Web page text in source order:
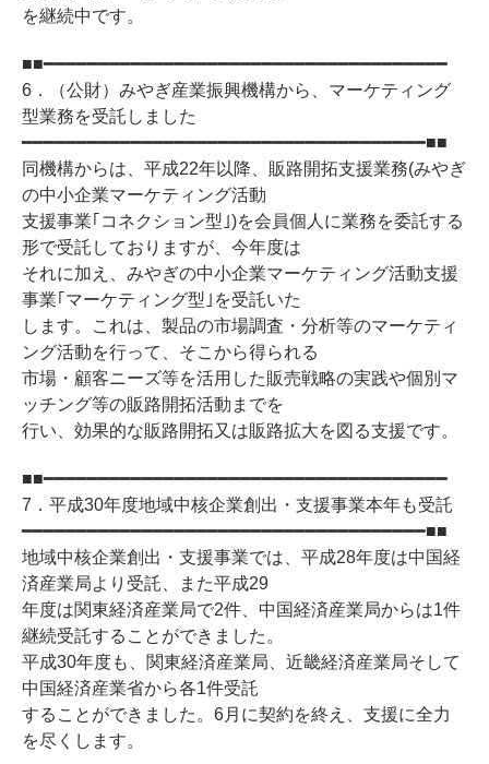
を継続中です。
■■━━━━━━━━━━━━━━━━━━━━━━━━━━━━━━━━━━━━━
6．（公財）みやぎ産業振興機構から、マーケティング
型業務を受託しました
━━━━━━━━━━━━━━━━━━━━━━━━━━━━━━━━━━━━━■■
同機構からは、平成22年以降、販路開拓支援業務(みやぎ
の中小企業マーケティング活動
支援事業｢コネクション型｣)を会員個人に業務を委託する
形で受託しておりますが、今年度は
それに加え、みやぎの中小企業マーケティング活動支援
事業｢マーケティング型｣を受託いた
します。これは、製品の市場調査・分析等のマーケティ
ング活動を行って、そこから得られる
市場・顧客ニーズ等を活用した販売戦略の実践や個別マ
ッチング等の販路開拓活動までを
行い、効果的な販路開拓又は販路拡大を図る支援です。
■■━━━━━━━━━━━━━━━━━━━━━━━━━━━━━━━━━━━━━
7．平成30年度地域中核企業創出・支援事業本年も受託
━━━━━━━━━━━━━━━━━━━━━━━━━━━━━━━━━━━━━■■
地域中核企業創出・支援事業では、平成28年度は中国経
済産業局より受託、また平成29
年度は関東経済産業局で2件、中国経済産業局からは1件
継続受託することができました。
平成30年度も、関東経済産業局、近畿経済産業局そして
中国経済産業省から各1件受託
することができました。6月に契約を終え、支援に全力
を尽くします。